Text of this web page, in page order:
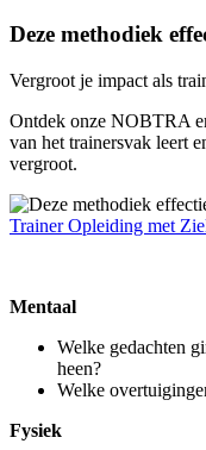
Deze methodiek
Vergroot je impact als
Ontdek onze NOBTRA
van het trainersvak leert
vergroot.
Trainer Opleiding met
Mentaal
Welke gedachten
heen?
Welke
Fysiek